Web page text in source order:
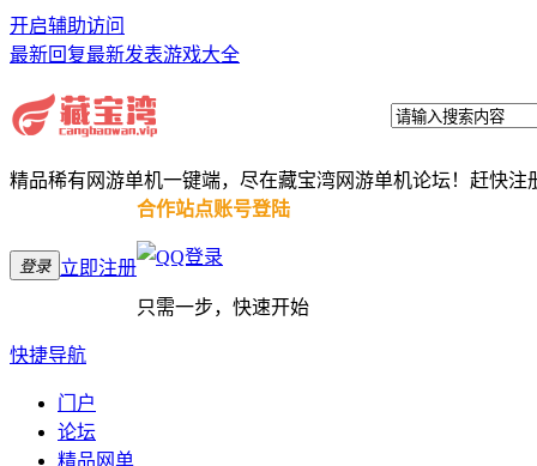
开启辅助访问
最新回复最新发表游戏大全
精品稀有网游单机一键端，尽在藏宝湾网游单机论坛！赶快注
登录 立即注册
合作站点账号登陆
只需一步，快速开始
快捷导航
门户
论坛
精品网单